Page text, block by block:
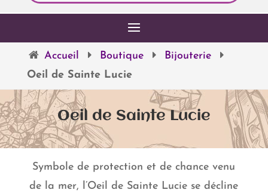
Accueil Boutique
Bijouterie
Oeil de Sainte Lucie
Oeil de Sainte Lucie
Symbole de protection et de chance venu
de la mer, l’Oeil de Sainte Lucie se décline